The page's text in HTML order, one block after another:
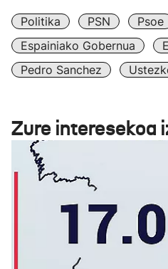
Politika PSN
Psoe
Espainiako Gobernua
Pedro Sanchez
Zure interesekoa